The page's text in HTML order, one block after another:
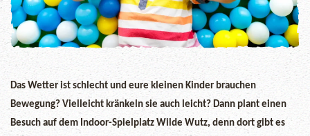
Das Wetter ist schlecht und eure kleinen Kinder brauchen
Bewegung? Vielleicht kränkeln sie auch leicht? Dann plant einen
Besuch auf dem Indoor-Spielplatz Wilde Wutz, denn dort gibt es